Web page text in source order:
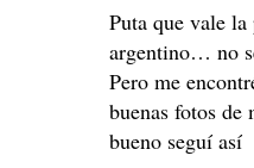
Puta que vale la
argentino… no
Pero me
buenas fotos
bueno seguí así